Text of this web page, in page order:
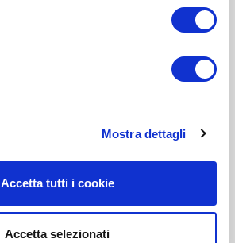
Mostra dettagli
Accetta tutti i cookie
Accetta selezionati